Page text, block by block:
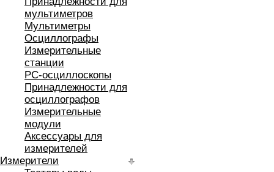
мультиметров
Мультиметры
Осциллографы
Измерительные
станции
РС-осциллоскопы
Принадлежности для
осциллографов
Измерительные
модули
Аксессуары для
измерителей
Измерители